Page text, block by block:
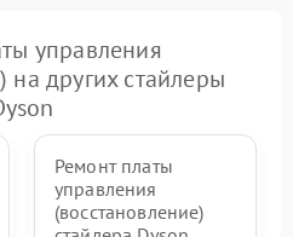
управления
на других стайлеры
Ремонт платы
управления
(восстановление)